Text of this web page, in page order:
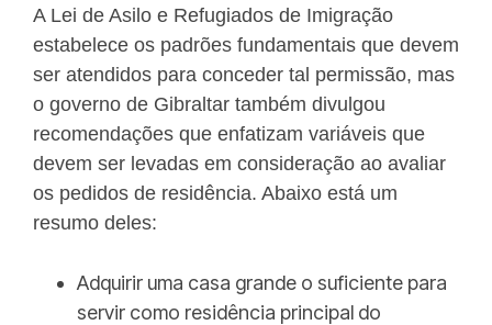
A Lei de Asilo e Refugiados de Imigração
estabelece os padrões fundamentais que devem
ser atendidos para conceder tal permissão, mas
o governo de Gibraltar também divulgou
recomendações que enfatizam variáveis que
devem ser levadas em consideração ao avaliar
os pedidos de residência. Abaixo está um
resumo deles:
Adquirir uma casa grande o suficiente para
servir como residência principal do